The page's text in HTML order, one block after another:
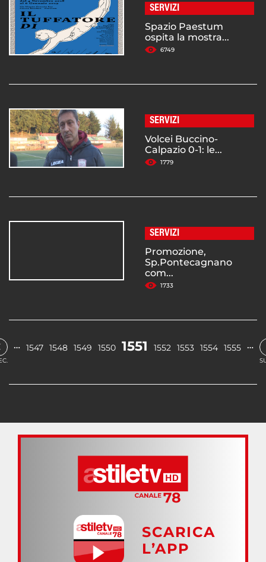
SERVIZI
Spazio Paestum
ospita la mostra...
6749
SERVIZI
Volcei Buccino-
Calpazio 0-1: le...
1779
SERVIZI
Promozione,
Sp.Pontecagnano
com...
1733
… 1547 1548 1549 1550 1551 1552 1553 1554 1555 …
SCARICA
L’APP